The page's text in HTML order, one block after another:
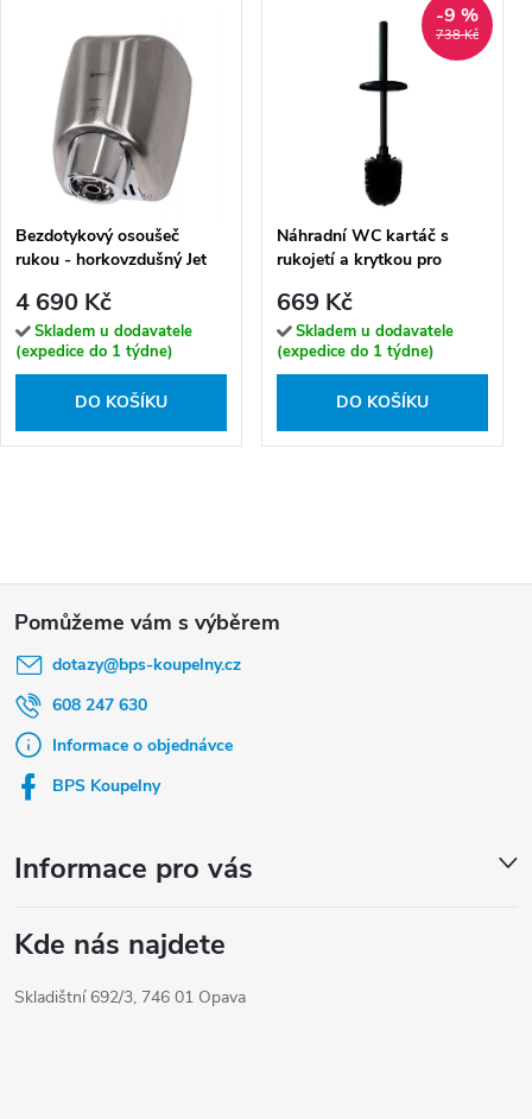
Bezdotykový osoušeč
rukou - horkovzdušný Jet
kartáčovaná nerez
4 690 Kč
Skladem u dodavatele
(expedice do 1 týdne)
DO KOŠÍKU
738 Kč
-9 %
Náhradní WC kartáč s
rukojetí a krytkou pro
131567354
669 Kč
Skladem u dodavatele
(expedice do 1 týdne)
DO KOŠÍKU
dotazy@bps-koupelny.cz
608 247 630
Informace o objednávce
BPS Koupelny
Informace pro vás
Kde nás najdete
Skladištní 692/3, 746 01 Opava